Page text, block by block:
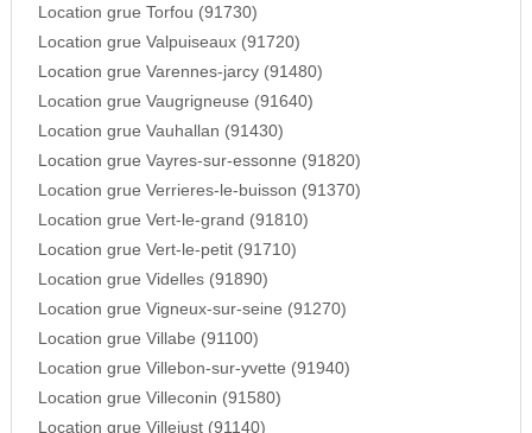
Location grue Torfou (91730)
Location grue Valpuiseaux (91720)
Location grue Varennes-jarcy (91480)
Location grue Vaugrigneuse (91640)
Location grue Vauhallan (91430)
Location grue Vayres-sur-essonne (91820)
Location grue Verrieres-le-buisson (91370)
Location grue Vert-le-grand (91810)
Location grue Vert-le-petit (91710)
Location grue Videlles (91890)
Location grue Vigneux-sur-seine (91270)
Location grue Villabe (91100)
Location grue Villebon-sur-yvette (91940)
Location grue Villeconin (91580)
Location grue Villejust (91140)